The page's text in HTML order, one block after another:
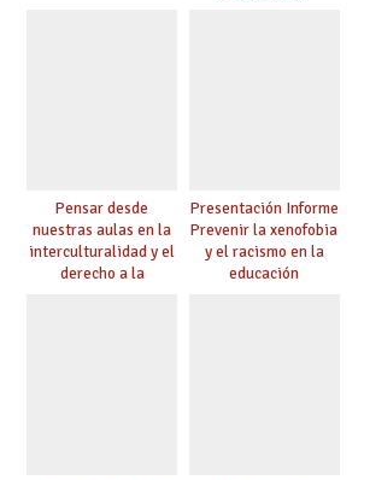
Pensar desde
nuestras aulas en la
interculturalidad y el
derecho a la
Presentación Informe
Prevenir la xenofobia
y el racismo en la
educación